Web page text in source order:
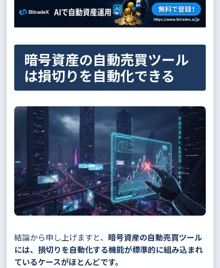
暗号資産の自動売買ツール
は損切りを自動化できる
結論から申し上げますと、 暗号資産の自動売買ツール
には、損切りを自動化する機能が標準的に組み込まれ
ているケースがほとんどです。